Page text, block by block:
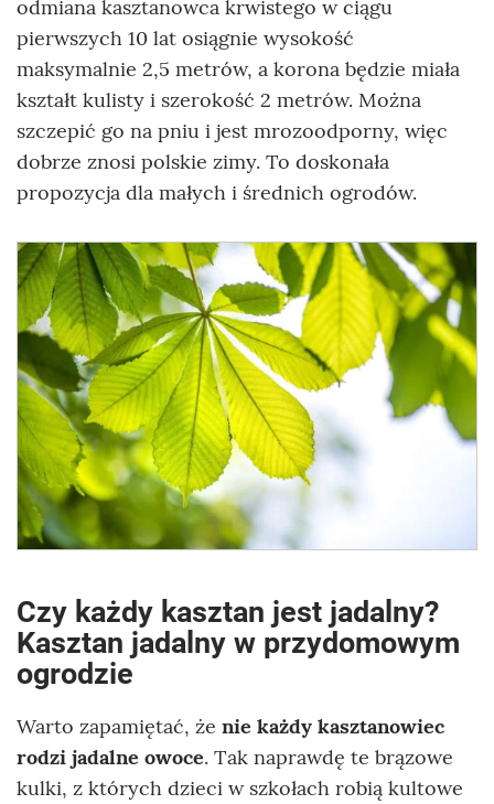
odmiana kasztanowca krwistego w ciągu
pierwszych 10 lat osiągnie wysokość
maksymalnie 2,5 metrów, a korona będzie miała
kształt kulisty i szerokość 2 metrów. Można
szczepić go na pniu i jest mrozoodporny, więc
dobrze znosi polskie zimy. To doskonała
propozycja dla małych i średnich ogrodów.
Czy każdy kasztan jest jadalny?
Kasztan jadalny w przydomowym
ogrodzie
Warto zapamiętać, że nie każdy kasztanowiec
rodzi jadalne owoce. Tak naprawdę te brązowe
kulki, z których dzieci w szkołach robią kultowe